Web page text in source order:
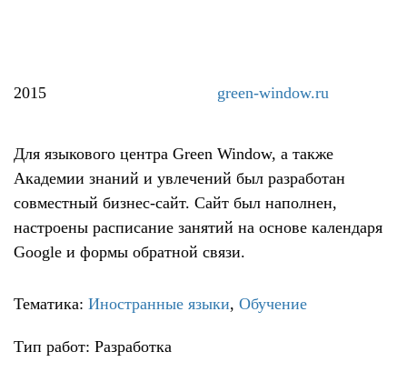
2015 green-window.ru
Для языкового центра Green Window, а также
Академии знаний и увлечений был разработан
совместный бизнес-сайт. Сайт был наполнен,
настроены расписание занятий на основе календаря
Google и формы обратной связи.
Тематика: Иностранные языки, Обучение
Тип работ: Разработка